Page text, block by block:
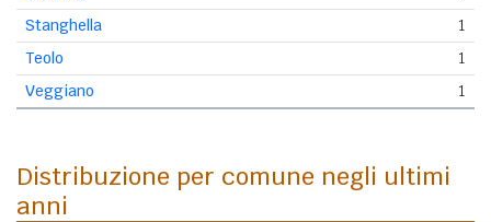
Stanghella
1
Teolo
1
Veggiano
1
Distribuzione per comune negli ultimi
anni